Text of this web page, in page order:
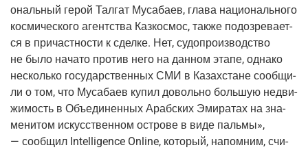
о­наль­ный герой Тал­гат Муса­ба­ев, гла­ва наци­о­наль­но­го
кос­ми­че­ско­го агент­ства Каз­ко­с­мос, так­же подо­зре­ва­ет­
ся в при­част­но­сти к сдел­ке. Нет, судо­про­из­вод­ство
не было нача­то про­тив него на дан­ном эта­пе, одна­ко
несколь­ко госу­дар­ствен­ных СМИ в Казах­стане сооб­щи­
ли о том, что Муса­ба­ев купил доволь­но боль­шую недви­
жи­мость в Объ­еди­нен­ных Араб­ских Эми­ра­тах на зна­
ме­ни­том искус­ствен­ном ост­ро­ве в виде паль­мы»,
— сооб­щил Intelligence Online, кото­рый, напом­ним, счи­